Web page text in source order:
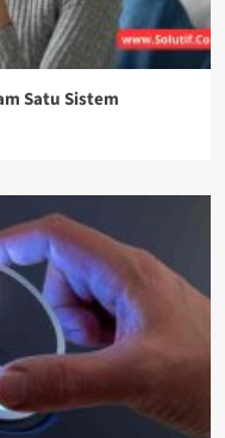
Satu Sistem